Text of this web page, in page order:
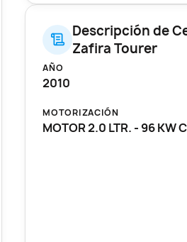
Descripción de
Zafira Tourer
AÑO
2010
MOTORIZACIÓN
MOTOR 2.0 LTR. - 96 KW